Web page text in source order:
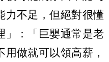
力不足，但絕對很懂
」：「巨嬰通常是老
做就可以領高薪，